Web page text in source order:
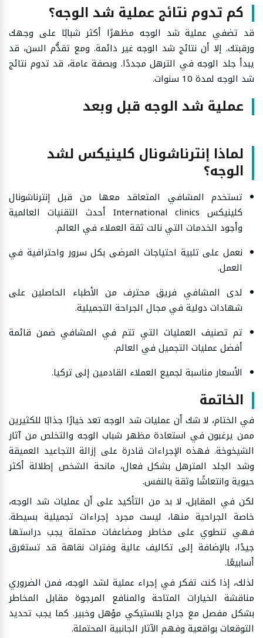
كم تدوم نتائج عملية شد الوجه؟
قد تضفي عملية شد الوجه مظهرًا أكثر شبابًا على وجهك
ورقبتك. إلا أن نتائج شد الوجه غير دائمة. ومع تقدُّم السن، قد
يبدأ جلد الوجه في الترهل مجددًا. وبصفة عامة، قد تدوم نتائج
شد الوجه لمدة 10 سنوات.
عملية شد الوجه قبل وبعد
لماذا إنترناشونال كلينيكس لشد
الوجه؟
تستخدم المشافي المتعاقد معها من قبل إنترناشونال
كلينيكس International clinics أحدث التقنيات العالمية
وأجود الخدمات التي نالت ثقة العملاء في العالم.
نعمل على تلبية احتياجات المرضى بكل سرور واحترافية في
العمل.
لدى المشافي فريق محترف من الأطباء الحاصلين على
شهادات دولية في مجال الجراحة التجميلية.
تم تصنيف العمليات التي تتم في المشافي ضمن قائمة
أفضل عمليات التجميل في العالم.
الأسعار مناسبة لجميع العملاء القادمين إلى تركيا.
الخاتمة
في الختام، لا شك أن عمليات شد الوجه تعد خيارًا جذابًا للكثيرين
ممن يرغبون في استعادة مظهر شباب الوجه والتخلص من آثار
الشيخوخة. فهذه الإجراءات قادرة على إزالة التجاعيد العميقة
وشد الجلد المترهل بشكل فعال، مانحة الشخص إطلالة أكثر
حيوية وانتعاشًا وثقة بالنفس.
لكن في المقابل، لا بد من التأكيد على أن عمليات شد الوجه،
خاصة الجراحية منها، ليست مجرد إجراءات تجميلية بسيطة.
فهي تنطوي على مخاطر ومضاعفات محتملة يجب دراستها
جيدًا، بالإضافة إلى تكاليف عالية وفترات نقاهة قد تستغرق
أسابيعًا.
لذلك، إذا كنت تفكر في إجراء عملية لشد الوجه، فمن الضروري
مناقشة الخيارات المتاحة والمنافع المرجوة مقابل المخاطر
بشكل مفصل مع جراح بلاستيكي مؤهل وخبير. كما يجب تحديد
التوقعات بواقعية وفهم الآثار الجانبية المحتملة.